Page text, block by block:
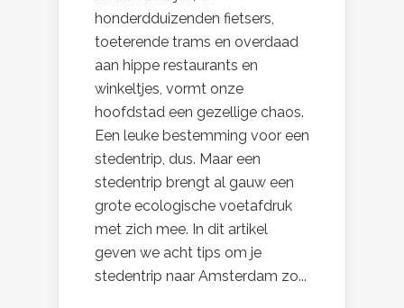
honderdduizenden fietsers,
toeterende trams en overdaad
aan hippe restaurants en
winkeltjes, vormt onze
hoofdstad een gezellige chaos.
Een leuke bestemming voor een
stedentrip, dus. Maar een
stedentrip brengt al gauw een
grote ecologische voetafdruk
met zich mee. In dit artikel
geven we acht tips om je
stedentrip naar Amsterdam zo...